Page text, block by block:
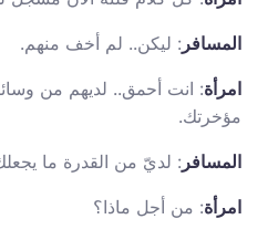
المسافر : ليكن.. لم أخف منهم.
امرأة: انت أحمق.. لديهم من
مؤخرتك.
المسافر : لديّ من القدرة ما
امرأة: من أجل ماذا؟